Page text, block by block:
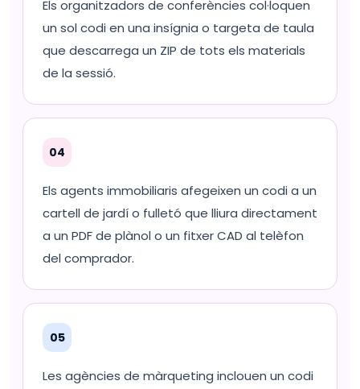
Els organitzadors de conferències col·loquen
un sol codi en una insígnia o targeta de taula
que descarrega un ZIP de tots els materials
de la sessió.
04
Els agents immobiliaris afegeixen un codi a un
cartell de jardí o fulletó que lliura directament
a un PDF de plànol o un fitxer CAD al telèfon
del comprador.
05
Les agències de màrqueting inclouen un codi